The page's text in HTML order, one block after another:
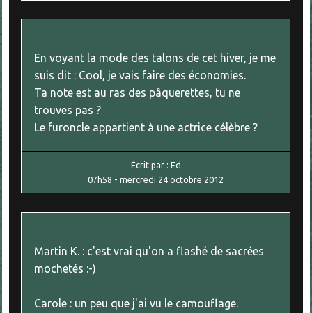
En voyant la mode des talons de cet hiver, je me
suis dit : Cool, je vais faire des économies.
Ta note est au ras des pâquerettes, tu ne
trouves pas ?
Le furoncle appartient à une actrice célèbre ?
Écrit par : Ed
07h58 -mercredi 24 octobre 2012
Martin K. : c'est vrai qu'on a flashé de sacrées
mochetés :-)
Carole : un peu que j'ai vu le camouflage.